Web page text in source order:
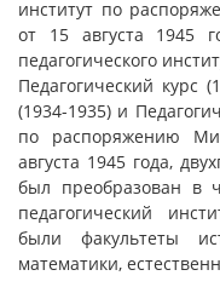
институт по
от 15 августа 1945
педагогического
Педагогический курс
(1934-1935) и
по распоряжению
августа 1945 года,
был преобразован в
педагогический
были факультеты
математики,